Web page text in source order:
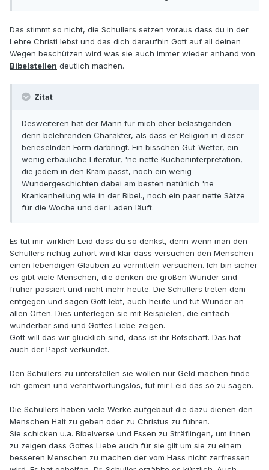
Das stimmt so nicht, die Schullers setzen voraus dass du in der
Lehre Christi lebst und das dich daraufhin Gott auf all deinen
Wegen beschützen wird was sie auch immer wieder anhand von
Bibelstellen deutlich machen.
Zitat
Desweiteren hat der Mann für mich eher belästigenden
denn belehrenden Charakter, als dass er Religion in dieser
berieselnden Form darbringt. Ein bisschen Gut-Wetter, ein
wenig erbauliche Literatur, 'ne nette Kücheninterpretation,
die jedem in den Kram passt, noch ein wenig
Wundergeschichten dabei am besten natürlich 'ne
Krankenheilung wie in der Bibel., noch ein paar nette Sätze
für die Woche und der Laden läuft.
Es tut mir wirklich Leid dass du so denkst, denn wenn man den
Schullers richtig zuhört wird klar dass versuchen den Menschen
einen lebendigen Glauben zu vermitteln versuchen. Ich bin sicher
es gibt viele Menschen, die denken die großen Wunder sind
früher passiert und nicht mehr heute. Die Schullers treten dem
entgegen und sagen Gott lebt, auch heute und tut Wunder an
allen Orten. Dies unterlegen sie mit Beispielen, die einfach
wunderbar sind und Gottes Liebe zeigen.
Gott will das wir glücklich sind, dass ist ihr Botschaft. Das hat
auch der Papst verkündet.
Den Schullers zu unterstellen sie wollen nur Geld machen finde
ich gemein und verantwortungslos, tut mir Leid das so zu sagen.
Die Schullers haben viele Werke aufgebaut die dazu dienen den
Menschen Halt zu geben oder zu Christus zu führen.
Sie schicken u.a. Bibelverse und Essen zu Sträflingen, um ihnen
zu zeigen dass Gottes Liebe auch für sie gilt um sie zu einem
besseren Menschen zu machen der vom Hass nicht zerfressen